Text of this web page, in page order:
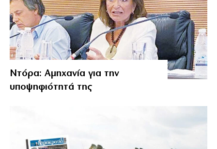
Ντόρα: Αμηχανία για την
υποψηφιότητά της